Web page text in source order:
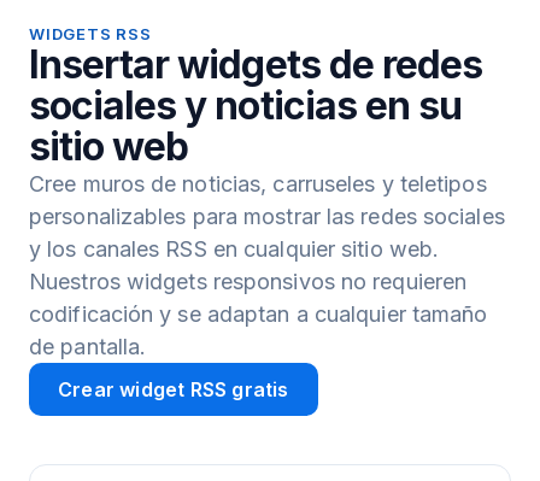
WIDGETS RSS
Insertar widgets de redes
sociales y noticias en su
sitio web
Cree muros de noticias, carruseles y teletipos
personalizables para mostrar las redes sociales
y los canales RSS en cualquier sitio web.
Nuestros widgets responsivos no requieren
codificación y se adaptan a cualquier tamaño
de pantalla.
Crear widget RSS gratis